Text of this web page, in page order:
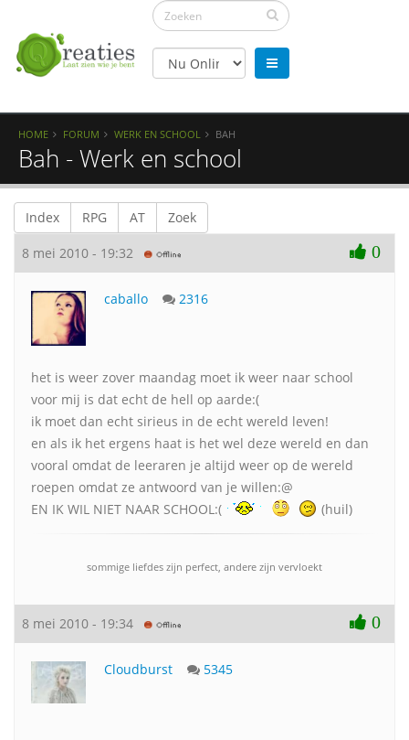
HOME FORUM WERK EN SCHOOL BAH
Bah - Werk en school
Index RPG AT Zoek
8 mei 2010 - 19:32 0
caballo 2316
het is weer zover maandag moet ik weer naar school
voor mij is dat echt de hell op aarde:(
ik moet dan echt sirieus in de echt wereld leven!
en als ik het ergens haat is het wel deze wereld en dan
vooral omdat de leeraren je altijd weer op de wereld
roepen omdat ze antwoord van je willen:@
EN IK WIL NIET NAAR SCHOOL:(
(huil)
sommige liefdes zijn perfect, andere zijn vervloekt
8 mei 2010 - 19:34 0
Cloudburst 5345